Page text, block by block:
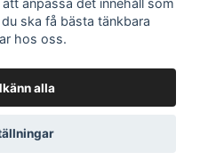
Färgpaletten
ska få bästa tänkbara
hos oss.
alla